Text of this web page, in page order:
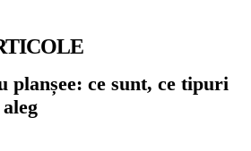
planșee: ce sunt, ce tipuri